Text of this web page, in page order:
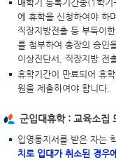
매학기 등록기간중(1학
에 휴학을 신청하여야 하
직장지방전출 등 부득이
를 첨부하여 총장의 승인
이상진단서, 직장지방 전
휴학기간이 만료되어 휴
원을 제출하여야 합니다.
군입대휴학 : 교육소집
입영통지서를 받은 자는
치로 입대가 취소된 경우